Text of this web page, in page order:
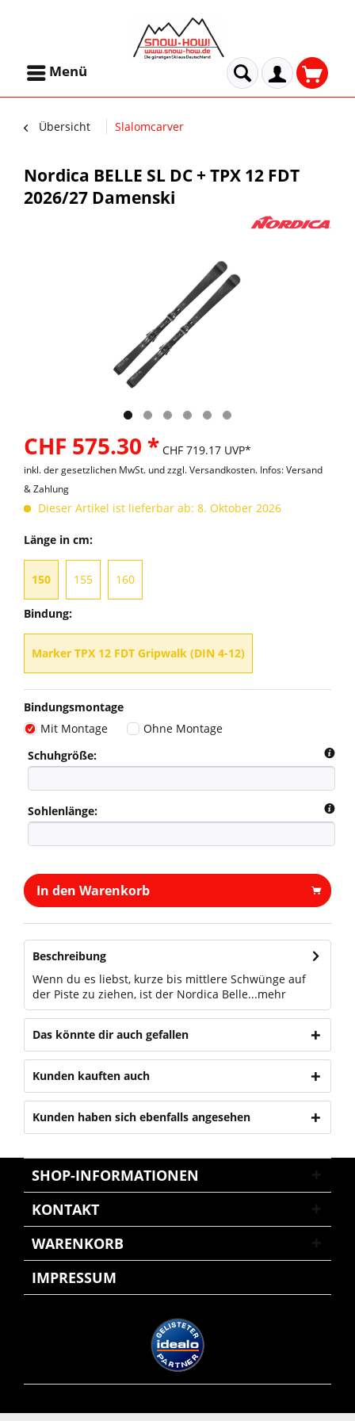
Menü
Übersicht Slalomcarver
Nordica BELLE SL DC + TPX 12 FDT
2026/27 Damenski
CHF 575.30 * CHF 719.17 UVP*
inkl. der gesetzlichen MwSt. undzzgl. Versandkosten. Infos: Versand
& Zahlung
Dieser Artikel ist lieferbar ab: 8. Oktober 2026
Länge in cm:
150 155 160
Bindung:
Marker TPX 12 FDT Gripwalk (DIN 4-12)
Bindungsmontage
Mit Montage
Ohne Montage
Schuhgröße:
Sohlenlänge:
In den Warenkorb
Beschreibung
Wenn du es liebst, kurze bis mittlere Schwünge auf
der Piste zu ziehen, ist der Nordica Belle...mehr
Das könnte dir auch gefallen
Kunden kauften auch
Kunden haben sich ebenfalls angesehen
SHOP-INFORMATIONEN
KONTAKT
WARENKORB
IMPRESSUM